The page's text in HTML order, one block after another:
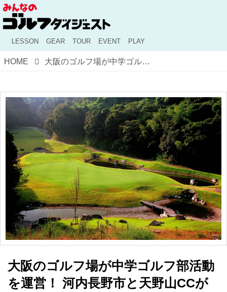
LESSON GEAR TOUR EVENT PLAY
HOME 大阪のゴルフ場が中学ゴルフ部活動を運営！ 河内長野市と天野山CCがコラボ
大阪のゴルフ場が中学ゴルフ部活動
を運営！ 河内長野市と天野山CCが